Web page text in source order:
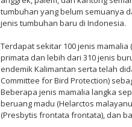
tumbuhan yang belum semuanya
jenis tumbuhan baru di Indonesia.
Terdapat sekitar 100 jenis
primata dan lebih dari 310 jenis
endemik Kalimantan serta telah
Committee for Bird Protection)
Beberapa jenis mamalia langka
beruang madu (Helarctos
(Presbytis frontata frontata), dan